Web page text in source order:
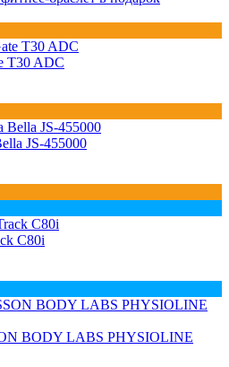
T30 ADC
JS-455000
C80i
BODY LABS PHYSIOLINE